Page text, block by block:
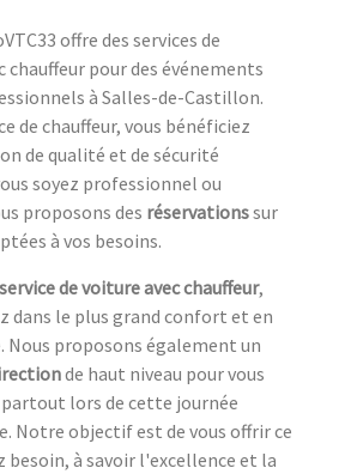
offre des services de
pour des événements
à Salles-de-Castillon.
de chauffeur, vous bénéficiez
de qualité et de sécurité
soyez professionnel ou
proposons des réservationssur
à vos besoins.
service de voiture avec chauffeur,
dans le plus grand confort et en
Nous proposons également un
de haut niveau pour vous
lors de cette journée
Notre objectif est de vous offrir ce
besoin, à savoir l'excellence et la